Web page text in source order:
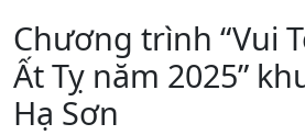
Chương trình “Vui
Ất Tỵ năm 2025”
Hạ Sơn